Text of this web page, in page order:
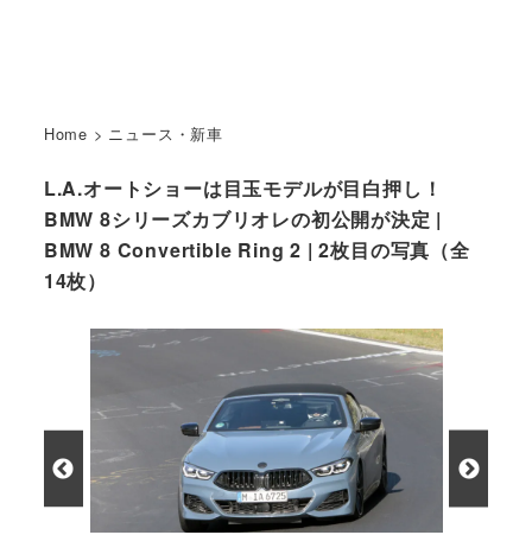
Home > ニュース・新車
L.A.オートショーは目玉モデルが目白押し！
BMW 8シリーズカブリオレの初公開が決定 |
BMW 8 Convertible Ring 2 | 2枚目の写真（全
14枚）